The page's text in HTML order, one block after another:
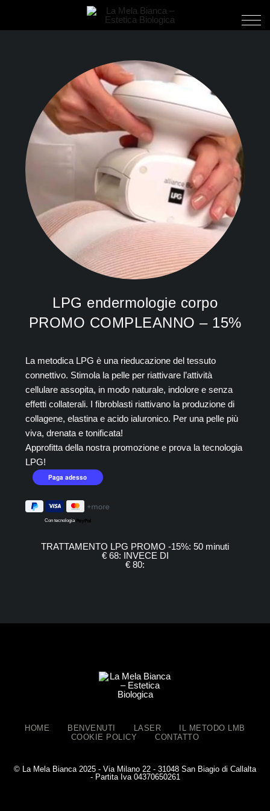
LPG endermologie corpo
PROMO COMPLEANNO – 15%
La metodica LPG è una rieducazione del tessuto
connettivo. Stimola la pelle per riattivare l’attività
cellulare assopita, in modo naturale, indolore e senza
effetti collaterali. I fibroblasti riattivano la produzione di
collagene, elastina e acido ialuronico. Per una pelle più
viva, drenata e tonificata!
Approfitta della nostra promozione e prova la tecnologia
LPG!
Con tecnologia
TRATTAMENTO LPG PROMO -15%: 50 minuti
€ 68: INVECE DI
€ 80:
HOME BENVENUTI LASER
IL METODO LMB
COOKIE POLICY
CONTATTO
© La Mela Bianca 2025 - Via Milano 22 - 31048 San Biagio di Callalta
- Partita Iva 04370650261